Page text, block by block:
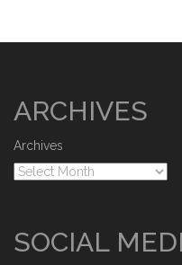
ARCHIVES
Archives
SOCIAL